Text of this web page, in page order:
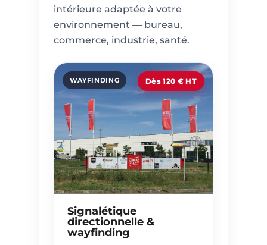
intérieure adaptée à votre
environnement — bureau,
commerce, industrie, santé.
Dès 120 € HT
WAYFINDING
Signalétique
directionnelle &
wayfinding